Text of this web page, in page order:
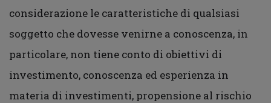
considerazione le caratteristiche di qualsiasi
soggetto che dovesse venirne a conoscenza, in
particolare, non tiene conto di obiettivi di
investimento, conoscenza ed esperienza in
materia di investimenti, propensione al rischio